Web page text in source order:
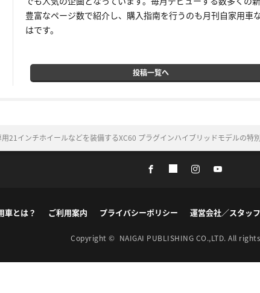
豊富なページ数で紹介し、購入指南を行うのも月刊自家用車
はです。
投稿一覧へ
用21インチホイールなどを装備するXC60 プラグインハイブリッドモデルの特
車とは？ ご利用案内 プライバシーポリシー 運営会社／スタッフ
Copyright © NAIGAI PUBLISHING CO.,LTD. All